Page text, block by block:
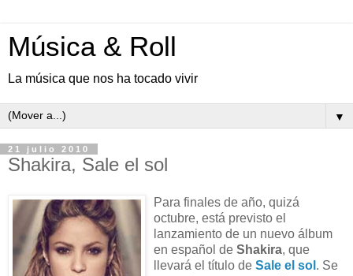
Música & Roll
La música que nos ha tocado vivir
▼
21 julio 2010
Shakira, Sale el sol
Para finales de año, quizá
octubre, está previsto el
lanzamiento de un nuevo álbum
en español de Shakira, que
llevará el título de Sale el sol . Se